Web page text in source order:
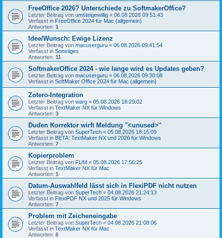
FreeOffice 2026? Unterschiede zu SoftmakerOffice?
Letzter Beitrag von umsteigewillig « 06.08.2026 09:51:43
Verfasst in FreeOffice 2024 für Mac (allgemein)
Antworten: 1
Idee/Wunsch: Ewige Lizenz
Letzter Beitrag von macuserguru « 06.08.2026 09:41:54
Verfasst in Sonstiges
Antworten: 11
SoftmakerOffice 2024 - wie lange wird es Updates geben?
Letzter Beitrag von macuserguru « 06.08.2026 09:30:08
Verfasst in SoftMaker Office 2024 für Mac (allgemein)
Zotero-Integration
Letzter Beitrag von warg « 05.08.2026 18:29:02
Verfasst in TextMaker NX für Windows
Antworten: 3
Duden Korrektor wirft Meldung "<unused>"
Letzter Beitrag von SuperTech « 05.08.2026 18:15:09
Verfasst in BETA: TextMaker NX und 2026 für Windows
Antworten: 7
Kopierproblem
Letzter Beitrag von FUM « 05.08.2026 17:56:25
Verfasst in TextMaker NX für Mac
Antworten: 1
Datum-Auswahlfeld lässt sich in FlexiPDF nicht nutzen
Letzter Beitrag von SuperTech « 04.08.2026 21:24:13
Verfasst in FlexiPDF NX und 2025 für Windows
Antworten: 7
Problem mit Zeicheneingabe
Letzter Beitrag von SuperTech « 04.08.2026 21:08:06
Verfasst in TextMaker NX für Mac
Antworten: 6